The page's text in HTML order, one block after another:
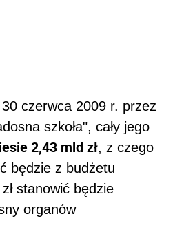
czerwca 2009 r. przez
szkoła", cały jego
2,43 mld zł, z czego
będzie z budżetu
stanowić będzie
organów